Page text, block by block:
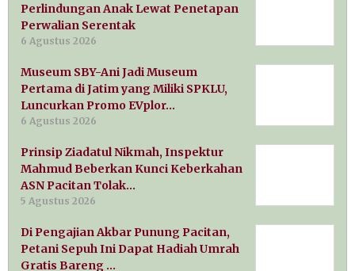
Perlindungan Anak Lewat Penetapan
Perwalian Serentak
6 Agustus 2026
Museum SBY-Ani Jadi Museum
Pertama di Jatim yang Miliki SPKLU,
Luncurkan Promo EVplor…
6 Agustus 2026
Prinsip Ziadatul Nikmah, Inspektur
Mahmud Beberkan Kunci Keberkahan
ASN Pacitan Tolak…
5 Agustus 2026
Di Pengajian Akbar Punung Pacitan,
Petani Sepuh Ini Dapat Hadiah Umrah
Gratis Bareng …